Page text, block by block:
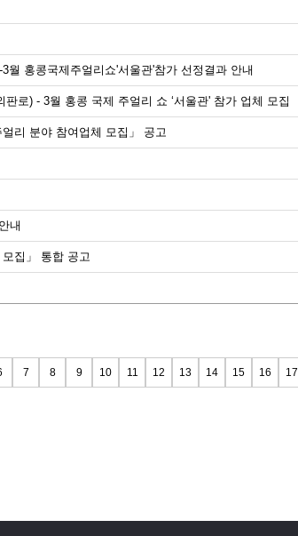
월 홍콩국제주얼리쇼'서울관'참가 선정결과 안내
로) - 3월 홍콩 국제 주얼리 쇼 ‘서울관' 참가 업체 모집
리 분야 참여업체 모집」 공고
내
집」 통합 공고
7 8 9 10 11 12 13 14 15 16 17